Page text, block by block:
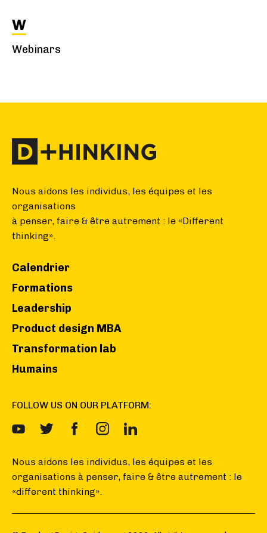
W
Webinars
Nous aidons les individus, les équipes et les
organisations
à penser, faire & être autrement : le «Different
thinking».
Calendrier
Formations
Leadership
Product design MBA
Transformation lab
Humains
FOLLOW US ON OUR PLATFORM:
Nous aidons les individus, les équipes et les
organisations à penser, faire & être autrement : le
«different thinking».